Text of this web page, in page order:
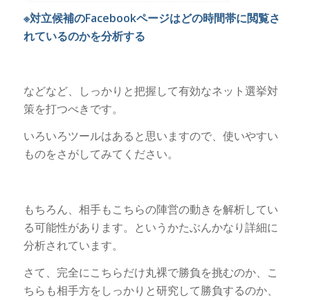
※対立候補のFacebookページはどの時間帯に閲覧さ
れているのかを分析する
などなど、しっかりと把握して有効なネット選挙対
策を打つべきです。
いろいろツールはあると思いますので、使いやすい
ものをさがしてみてください。
もちろん、相手もこちらの陣営の動きを解析してい
る可能性があります。というかたぶんかなり詳細に
分析されています。
さて、完全にこちらだけ丸裸で勝負を挑むのか、こ
ちらも相手方をしっかりと研究して勝負するのか、